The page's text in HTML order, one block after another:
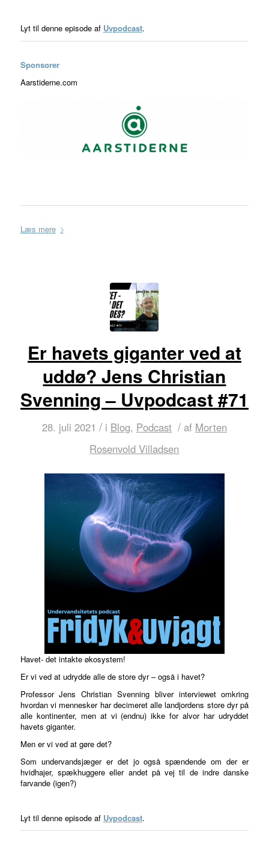
Lyt til denne episode af Uvpodcast.
Sponsorer
Aarstiderne.com
Læs mere
Er havets giganter ved at
uddø? Jens Christian
Svenning – Uvpodcast #71
28. juli 2021 / i Blog, Podcast / af Morten
Rosenvold Villadsen
Havet- det intakte økosystem!
Er vi ved at udrydde alle de store dyr – også i havet?
Professor Jens Christian Svenning bliver interviewet omkring
hvordan vi mennesker har decimeret alle landjordens store dyr på
alle kontinenter, men at vi (endnu) ikke for alvor har udryddet
havets giganter.
Men er vi ved at gøre det?
Som undervandsjæger er det jo også spændende om der er
hvidhajer, spækhuggere eller andet på vej til de indre danske
farvande (igen?)
Lyt til denne episode af Uvpodcast.